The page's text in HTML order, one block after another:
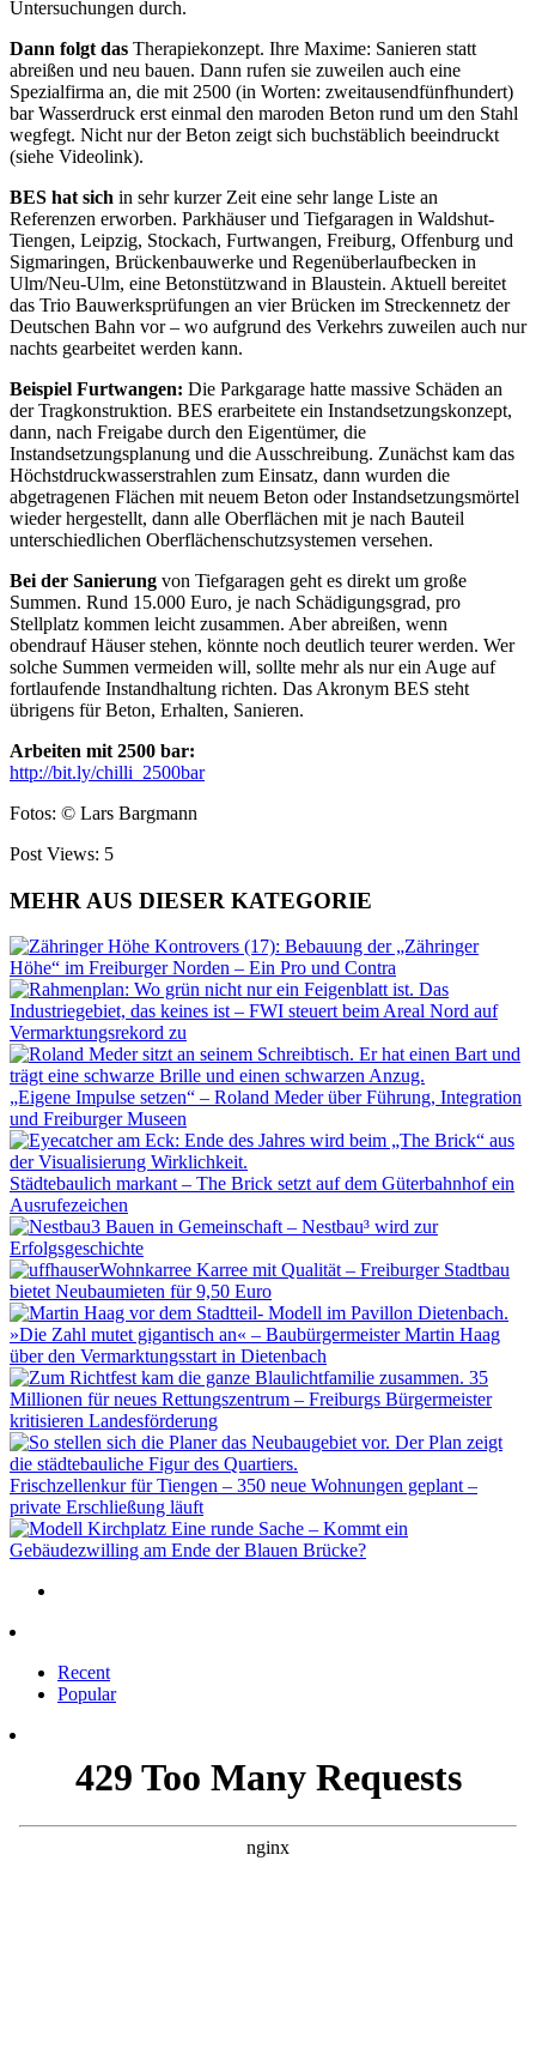
Untersuchungen durch.
Dann folgt das Therapiekonzept. Ihre Maxime: Sanieren statt
abreißen und neu bauen. Dann rufen sie zuweilen auch eine
Spezialfirma an, die mit 2500 (in Worten: zweitausendfünfhundert)
bar Wasserdruck erst einmal den maroden Beton rund um den Stahl
wegfegt. Nicht nur der Beton zeigt sich buchstäblich beeindruckt
(siehe Videolink).
BES hat sich in sehr kurzer Zeit eine sehr lange Liste an
Referenzen erworben. Parkhäuser und Tiefgaragen in Waldshut-
Tiengen, Leipzig, Stockach, Furtwangen, Freiburg, Offenburg und
Sigmaringen, Brückenbauwerke und Regenüberlaufbecken in
Ulm/Neu-Ulm, eine Betonstützwand in Blaustein. Aktuell bereitet
das Trio Bauwerksprüfungen an vier Brücken im Streckennetz der
Deutschen Bahn vor – wo aufgrund des Verkehrs zuweilen auch nur
nachts gearbeitet werden kann.
Beispiel Furtwangen: Die Parkgarage hatte massive Schäden an
der Tragkonstruktion. BES erarbeitete ein Instandsetzungskonzept,
dann, nach Freigabe durch den Eigentümer, die
Instandsetzungsplanung und die Ausschreibung. Zunächst kam das
Höchstdruckwasserstrahlen zum Einsatz, dann wurden die
abgetragenen Flächen mit neuem Beton oder Instandsetzungsmörtel
wieder hergestellt, dann alle Oberflächen mit je nach Bauteil
unterschiedlichen Oberflächenschutzsystemen versehen.
Bei der Sanierung von Tiefgaragen geht es direkt um große
Summen. Rund 15.000 Euro, je nach Schädigungsgrad, pro
Stellplatz kommen leicht zusammen. Aber abreißen, wenn
obendraufHäuser stehen, könnte noch deutlich teurerwerden. Wer
solche Summen vermeiden will, sollte mehr als nur ein Auge auf
fortlaufende Instandhaltung richten. Das Akronym BES steht
übrigens für Beton, Erhalten, Sanieren.
Arbeiten mit 2500 bar:
http://bit.ly/chilli_2500bar
Fotos: © Lars Bargmann
Post Views: 5
MEHR AUS DIESER KATEGORIE
Kontrovers (17): Bebauung der „Zähringer
Höhe“ im Freiburger Norden – Ein Pro und Contra
Das
Industriegebiet, das keines ist – FWI steuert beim Areal Nord auf
Vermarktungsrekord zu
„Eigene Impulse setzen“ – Roland Meder über Führung, Integration
und Freiburger Museen
Städtebaulich markant – The Brick setzt auf dem Güterbahnhof ein
Ausrufezeichen
Bauen in Gemeinschaft – Nestbau³ wird zur
Erfolgsgeschichte
Karree mit Qualität – Freiburger Stadtbau
bietet Neubaumieten für 9,50 Euro
»Die Zahl mutet gigantisch an« – Baubürgermeister Martin Haag
über den Vermarktungsstart in Dietenbach
35
Millionen für neues Rettungszentrum – Freiburgs Bürgermeister
kritisieren Landesförderung
Frischzellenkur für Tiengen – 350 neue Wohnungen geplant –
private Erschließung läuft
Eine runde Sache – Kommt ein
Gebäudezwilling am Ende der Blauen Brücke?
Recent
Popular